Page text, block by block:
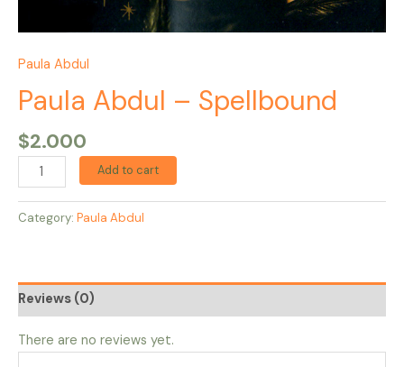
Paula Abdul
Paula Abdul – Spellbound
$2.000
Add to cart
Category: Paula Abdul
Reviews (0)
There are no reviews yet.